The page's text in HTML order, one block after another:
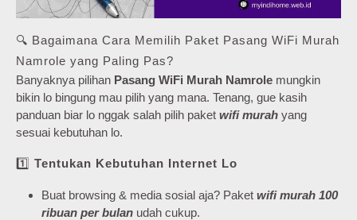
🔍 Bagaimana Cara Memilih Paket Pasang WiFi Murah
Namrole yang Paling Pas?
Banyaknya pilihan Pasang WiFi Murah Namrole mungkin
bikin lo bingung mau pilih yang mana. Tenang, gue kasih
panduan biar lo nggak salah pilih paket wifi murah yang
sesuai kebutuhan lo.
1️⃣ Tentukan Kebutuhan Internet Lo
Buat browsing & media sosial aja? Paket wifi murah 100
ribuan per bulan udah cukup.